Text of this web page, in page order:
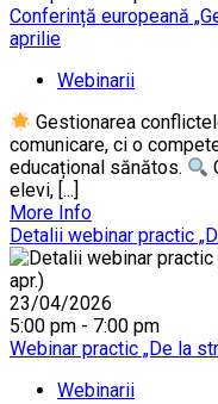
Conferință europeană
aprilie
Webinarii
Gestionarea
comunicare, ci o
educațional sănătos.
elevi, [...]
More Info
Detalii webinar practic
23/04/2026
5:00 pm - 7:00 pm
Webinar practic „De la
Webinarii